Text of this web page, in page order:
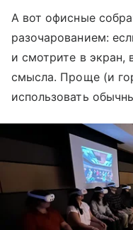
А вот офисные
разочарованием:
и смотрите в экран,
смысла. Проще (и
использовать